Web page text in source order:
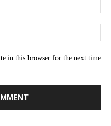
in this browser for the next time